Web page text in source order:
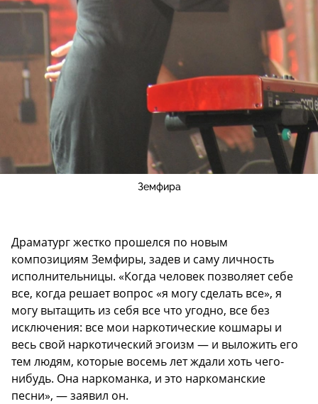
Земфира
Драматург жестко прошелся по новым
композициям Земфиры, задев и саму личность
исполнительницы. «Когда человек позволяет себе
все, когда решает вопрос «я могу сделать все», я
могу вытащить из себя все что угодно, все без
исключения: все мои наркотические кошмары и
весь свой наркотический эгоизм — и выложить его
тем людям, которые восемь лет ждали хоть чего-
нибудь. Она наркоманка, и это наркоманские
песни», — заявил он.